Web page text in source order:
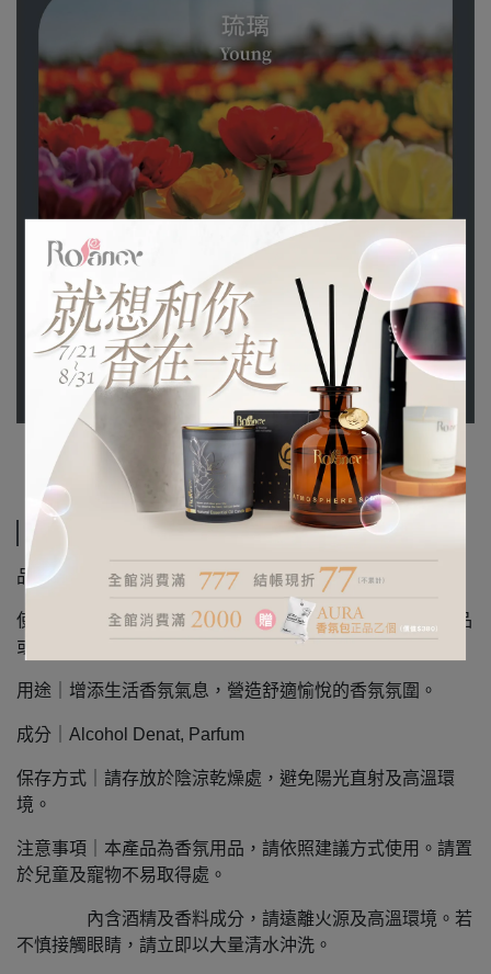
規格說明
品名｜Rofancy 日常香氛噴霧
使用方法｜適量噴灑於衣物、布製品、車內空間、隨身物品
或個人周遭環境，讓香氣自然散發。
用途｜增添生活香氛氣息，營造舒適愉悅的香氛氛圍。
成分｜Alcohol Denat, Parfum
保存方式｜請存放於陰涼乾燥處，避免陽光直射及高溫環
境。
注意事項｜本產品為香氛用品，請依照建議方式使用。請置
於兒童及寵物不易取得處。
內含酒精及香料成分，請遠離火源及高溫環境。若
不慎接觸眼睛，請立即以大量清水沖洗。